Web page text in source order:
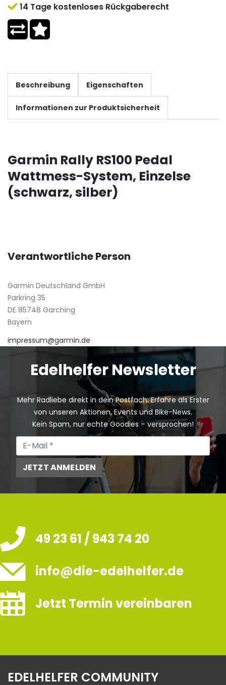
14 Tage kostenloses Rückgaberecht
Beschreibung Eigenschaften
Informationen zur Produktsicherheit
Garmin Rally RS100 Pedal
Wattmess-System, Einzelse
(schwarz, silber)
Verantwortliche Person
Garmin Deutschland GmbH
Parkring 35
DE 85748 Garching
Bayern
impressum@garmin.de
Edelhelfer Newsletter
Mehr Radliebe direkt in dein Postfach: Erfahre als Erster
von unseren Aktionen, Events und Bike-News.
Kein Spam, nur echte Goodies – versprochen!
JETZT ANMELDEN
49 23 61 / 943 74 20
info@die-edelhelfer.de
Jetzt Termin vereinbaren
EDELHELFER COMMUNITY